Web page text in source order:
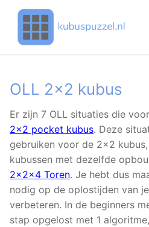
Doorgaan
inhoud
OLL 2×2 kubus
Er zijn 7 OLL situaties die
2×2 pocket kubus. Deze
gebruiken voor de 2×2
kubussen met dezelfde
2x2x4 Toren. Je hebt dus
nodig op de oplostijden van
verbeteren. In de beginners
stap opgelost met 1